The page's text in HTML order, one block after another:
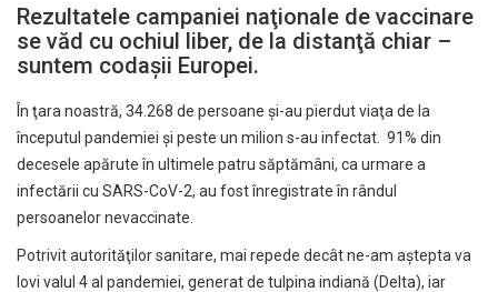
Rezultatele campaniei naţionale de vaccinare
se văd cu ochiul liber, de la distanţă chiar –
suntem codaşii Europei.
În ţara noastră, 34.268 de persoane şi-au pierdut viaţa de la
începutul pandemiei şi peste un milion s-au infectat. 91% din
decesele apărute în ultimele patru săptămâni, ca urmare a
infectării cu SARS-CoV-2, au fost înregistrate în rândul
persoanelor nevaccinate.
Potrivit autorităţilor sanitare, mai repede decât ne-am aştepta va
lovi valul 4 al pandemiei, generat de tulpina indiană (Delta), iar